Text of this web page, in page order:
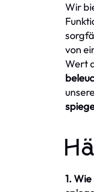
Wir
von
Wert
1.